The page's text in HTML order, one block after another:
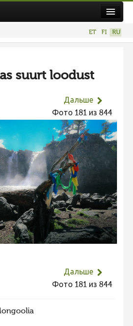
2023
ET FI RU
suurt loodust
Дальше
Фото 181 из 844
Дальше
Фото 181 из 844